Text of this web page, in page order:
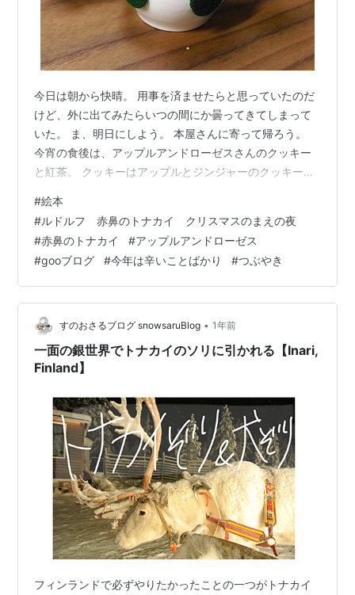
今日は朝から快晴。 用事を済ませたらと思っていたのだ
けど、外に出てみたらいつの間にか曇ってきてしまって
いた。 ま、明日にしよう。 本屋さんに寄って帰ろう。
今宵の食後は、アップルアンドローゼスさんのクッキー
と紅茶。 クッキーはアップルとジンジャーのクッキー。
ジンジャーの入ったクッキーが食べたくなる。 絵本を広
げる。 ロバート・L・メイ作、デンバー・ギレン絵、中
井はるの訳、「ルドルフ 赤鼻のトナカイ クリスマスのま
えの夜」。 絵本は良いな。 心がほっこりする。 とか、
ページをめくりながら、ハッとした。 赤鼻のトナカイ
は、アメリカのモンゴメリー・…
#絵本
#ルドルフ 赤鼻のトナカイ クリスマスのまえの夜
#赤鼻のトナカイ #アップルアンドローゼス
#gooブログ #今年は辛いことばかり #つぶやき
すのおさるブログ snowsaruBlog • 1年前
一面の銀世界でトナカイのソリに引かれる【Inari,
Finland】
フィンランドで必ずやりたかったことの一つがトナカイ